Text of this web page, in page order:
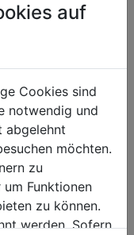
auch
auf
Cookies sind
notwendig und
abgelehnt
möchten.
zu
Funktionen
zu können.
werden. Sofern